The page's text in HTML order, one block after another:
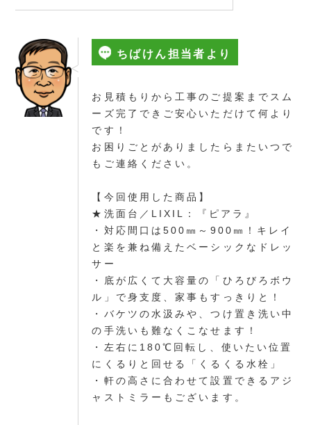
ちばけん担当者より
お見積もりから工事のご提案までスム
ーズ完了できご安心いただけて何より
です！
お困りごとがありましたらまたいつで
もご連絡ください。
【今回使用した商品】
★洗面台／LIXIL：『ピアラ』
・対応間口は500㎜～900㎜！キレイ
と楽を兼ね備えたベーシックなドレッ
サー
・底が広くて大容量の「ひろびろボウ
ル」で身支度、家事もすっきりと！
・バケツの水汲みや、つけ置き洗い中
の手洗いも難なくこなせます！
・左右に180℃回転し、使いたい位置
にくるりと回せる「くるくる水栓」
・軒の高さに合わせて設置できるアジ
ャストミラーもございます。